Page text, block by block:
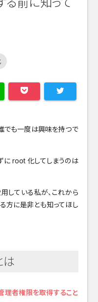
でも一度は興味を持つで
に root 化してしまうのは
している私が、これから
方に是非とも知ってほし
は
理者権限を取得すること